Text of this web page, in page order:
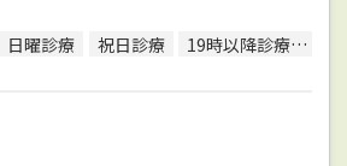
日曜診療 祝日診療 19時以降診療可